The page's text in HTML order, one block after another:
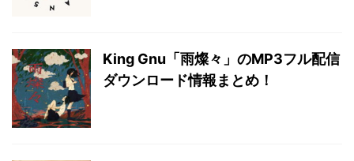
King Gnu「雨燦々」のMP3フル配信
ダウンロード情報まとめ！